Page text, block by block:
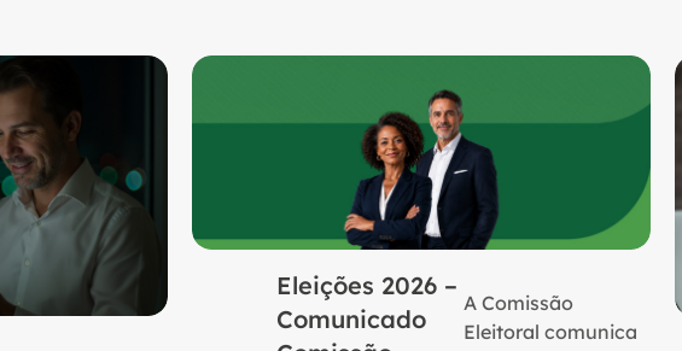
Eleições 2026 –
Comunicado
A Comissão
Eleitoral comunica